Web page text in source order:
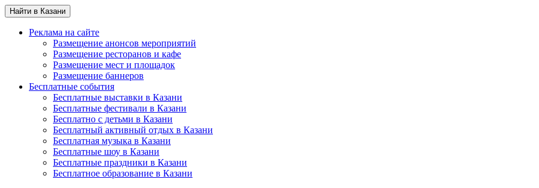
Найти в Казани
Реклама на сайте
Размещение анонсов мероприятий
Размещение ресторанов и кафе
Размещение мест и площадок
Размещение баннеров
Бесплатные события
Бесплатные выставки в Казани
Бесплатные фестивали в Казани
Бесплатно с детьми в Казани
Бесплатный активный отдых в Казани
Бесплатная музыка в Казани
Бесплатные шоу в Казани
Бесплатные праздники в Казани
Бесплатное образование в Казани